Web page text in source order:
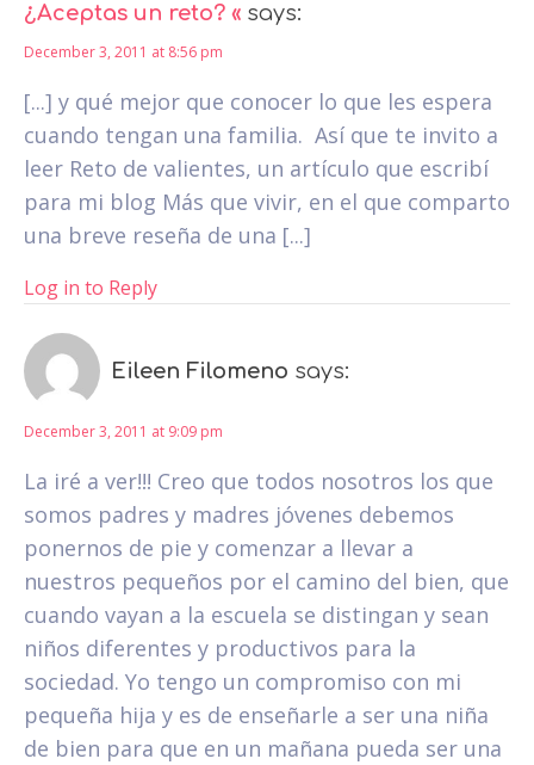
¿Aceptas un reto? « says:
December 3, 2011 at 8:56 pm
[...] y qué mejor que conocer lo que les espera
cuando tengan una familia. Así que te invito a
leer Reto de valientes, un artículo que escribí
para mi blog Más que vivir, en el que comparto
una breve reseña de una [...]
Log in to Reply
Eileen Filomeno says:
December 3, 2011 at 9:09 pm
La iré a ver!!! Creo que todos nosotros los que
somos padres y madres jóvenes debemos
ponernos de pie y comenzar a llevar a
nuestros pequeños por el camino del bien, que
cuando vayan a la escuela se distingan y sean
niños diferentes y productivos para la
sociedad. Yo tengo un compromiso con mi
pequeña hija y es de enseñarle a ser una niña
de bien para que en un mañana pueda ser una